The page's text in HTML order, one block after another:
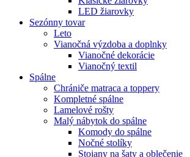
LED žiarovky
Sezónny tovar
Leto
Vianočná výzdoba a doplnky
Vianočné dekorácie
Vianočný textil
Spálne
Chrániče matraca a toppery
Kompletné spálne
Lamelové rošty
Malý nábytok do spálne
Komody do spálne
Nočné stolíky
Stojany na šaty a oblečenie